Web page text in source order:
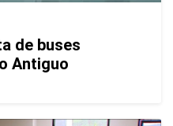
de buses
Antiguo